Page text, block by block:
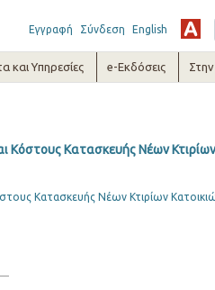
Εγγραφή Σύνδεση English
και Υπηρεσίες e-Εκδόσεις
Κόστους Κατασκευής Νέων
Κατασκευής Νέων Κτιρίων